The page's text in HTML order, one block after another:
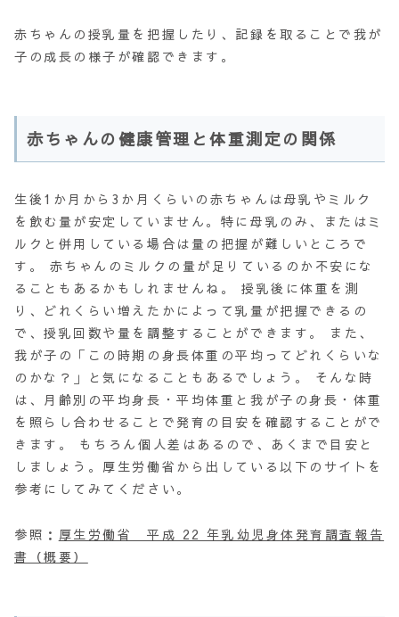
赤ちゃんの授乳量を把握したり、記録を取ることで我が
子の成長の様子が確認できます。
赤ちゃんの健康管理と体重測定の関係
生後1か月から3か月くらいの赤ちゃんは母乳やミルク
を飲む量が安定していません。特に母乳のみ、またはミ
ルクと併用している場合は量の把握が難しいところで
す。 赤ちゃんのミルクの量が足りているのか不安にな
ることもあるかもしれませんね。 授乳後に体重を測
り、どれくらい増えたかによって乳量が把握できるの
で、授乳回数や量を調整することができます。 また、
我が子の「この時期の身長体重の平均ってどれくらいな
のかな？」と気になることもあるでしょう。 そんな時
は、月齢別の平均身長・平均体重と我が子の身長・体重
を照らし合わせることで発育の目安を確認することがで
きます。 もちろん個人差はあるので、あくまで目安と
しましょう。厚生労働省から出している以下のサイトを
参考にしてみてください。
参照： 厚生労働省 平成 22 年乳幼児身体発育調査報告
書（概要）